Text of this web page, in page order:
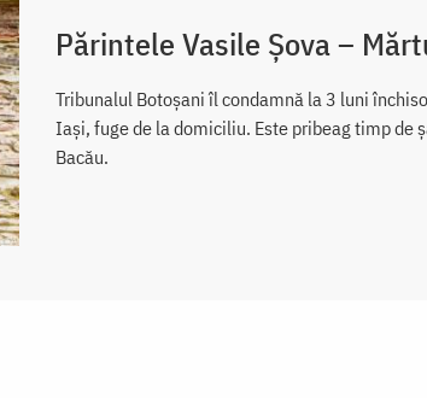
Părintele Vasile Șova –
Tribunalul Botoșani îl condamnă la 3 luni
Iași, fuge de la domiciliu. Este pribeag timp de
Bacău.